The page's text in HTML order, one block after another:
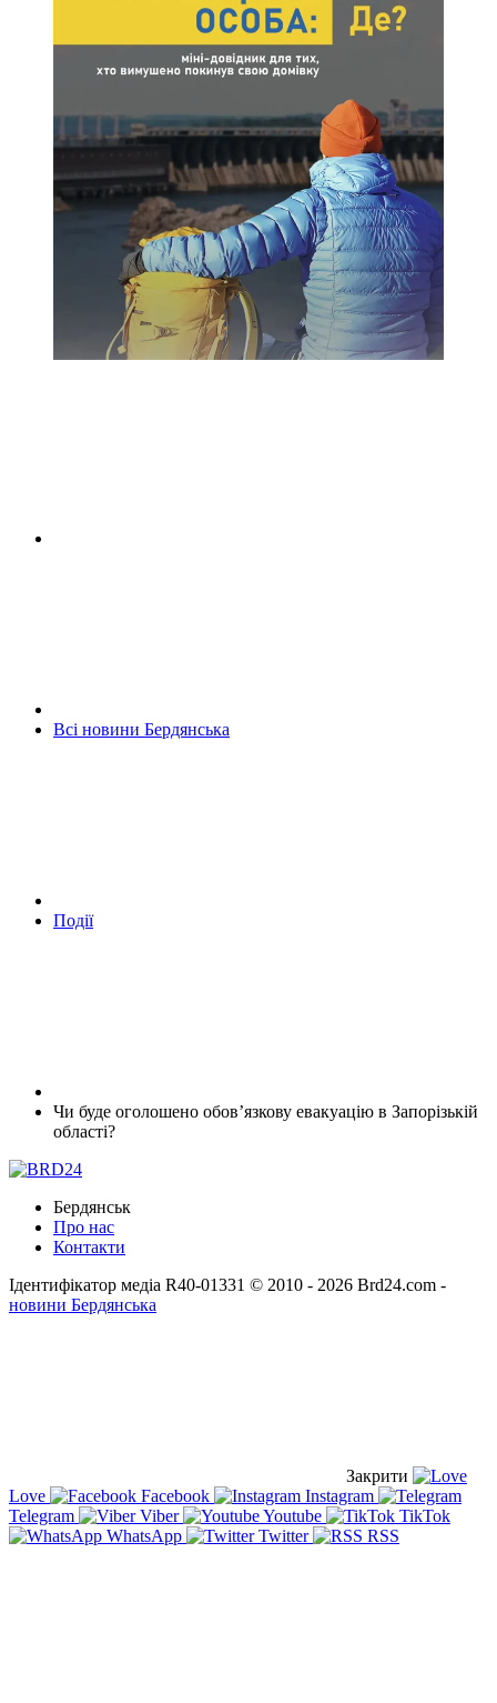
Всі новини Бердянська
Події
Чи буде оголошено обов’язкову евакуацію в Запорізькій
області?
Бердянськ
Про нас
Контакти
Ідентифікатор медіа R40-01331 © 2010 - 2026 Brd24.com -
новини Бердянська
Закрити
Love
Facebook
Instagram
Telegram
Viber Youtube
TikTok
WhatsApp
Twitter RSS